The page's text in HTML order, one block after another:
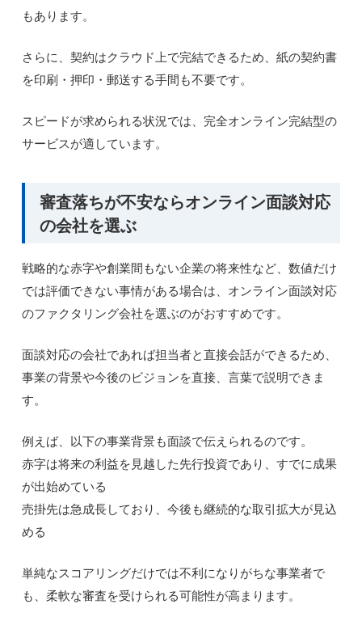
もあります。
さらに、契約はクラウド上で完結できるため、紙の契約書
を印刷・押印・郵送する手間も不要です。
スピードが求められる状況では、完全オンライン完結型の
サービスが適しています。
審査落ちが不安ならオンライン面談対応
の会社を選ぶ
戦略的な赤字や創業間もない企業の将来性など、数値だけ
では評価できない事情がある場合は、オンライン面談対応
のファクタリング会社を選ぶのがおすすめです。
面談対応の会社であれば担当者と直接会話ができるため、
事業の背景や今後のビジョンを直接、言葉で説明できま
す。
例えば、以下の事業背景も面談で伝えられるのです。
赤字は将来の利益を見越した先行投資であり、すでに成果
が出始めている
売掛先は急成長しており、今後も継続的な取引拡大が見込
める
単純なスコアリングだけでは不利になりがちな事業者で
も、柔軟な審査を受けられる可能性が高まります。